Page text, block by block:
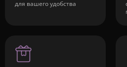
для вашего удобства